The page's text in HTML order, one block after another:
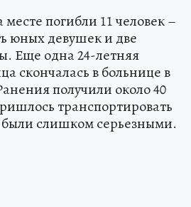
погибли 11 человек –
юных девушек и две
Еще одна 24-летняя
скончалась в больнице в
получили около 40
транспортировать
слишком серьезными.